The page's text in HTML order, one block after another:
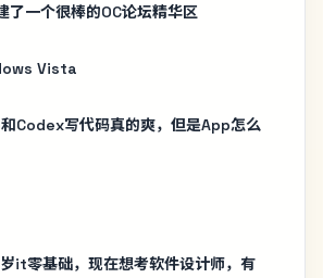
了一个很棒的OC论坛精华区
Vista
Codex写代码真的爽，但是App怎么
it零基础，现在想考软件设计师，有